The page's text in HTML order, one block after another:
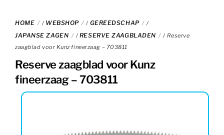
HOME / WEBSHOP / GEREEDSCHAP /
JAPANSE ZAGEN / RESERVE ZAAGBLADEN
/ Reserve
zaagblad voor Kunz fineerzaag – 703811
Reserve zaagblad voor Kunz
fineerzaag – 703811